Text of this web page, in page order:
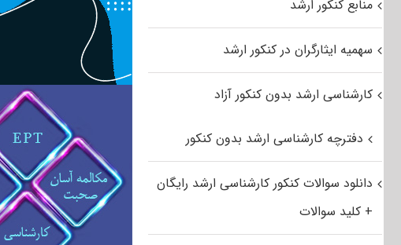
منابع کنکور ارشد
سهمیه ایثارگران در کنکور ارشد
کارشناسی ارشد بدون کنکور آزاد
دفترچه کارشناسی ارشد بدون کنکور
دانلود سوالات کنکور کارشناسی ارشد رایگان
+ کلید سوالات